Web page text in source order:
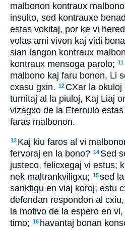
malbonon kontraux
insulto, sed kontrauxe
estas vokitaj, por ke vi
volas ami vivon kaj vidi
sian langon kontraux
kontraux mensoga parolo; 11
malbono kaj faru bonon, Li
cxasu gxin. 12 CXar la
turnitaj al la piuloj, Kaj Liaj
vizagxo de la Eternulo
faras malbonon.
13 Kaj kiu faros al vi
fervoraj en la bono? 14 Sed
justeco, felicxegaj vi estus;
nek maltrankviligxu; 15sed
sanktigu en viaj koroj; estu
defendan respondon al
la motivo de la espero en
timo; 16 havantaj bonan